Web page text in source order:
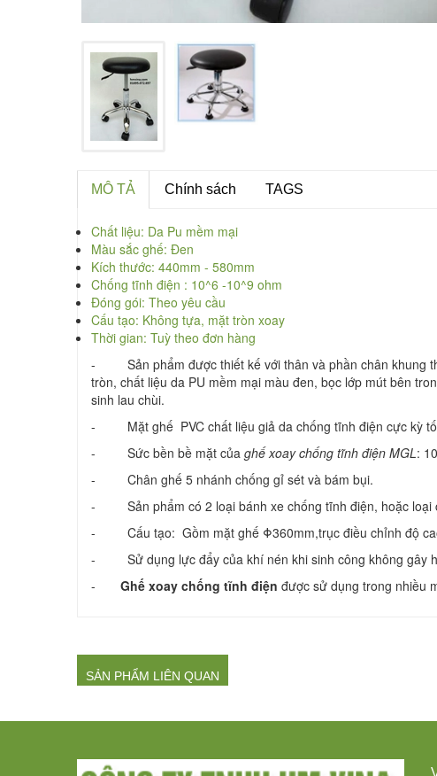
MÔ TẢ Chính sách TAGS
Chất liệu: Da Pu mềm mại
Màu sắc ghế: Đen
Kích thước: 440mm - 580mm
Chống tĩnh điện : 10^6 -10^9 ohm
Đóng gói: Theo yêu cầu
Cấu tạo: Không tựa, mặt tròn xoay
Thời gian: Tuỳ theo đơn hàng
- Sản phẩm được thiết kế với thân và phần chân khung
tròn, chất liệu da PU mềm mại màu đen, bọc lớp mút bên
sinh lau chùi.
- Mặt ghế PVC chất liệu giả da chống tĩnh điện cực kỳ
- Sức bền bề mặt của ghế xoay chống tĩnh điện MGL:
- Chân ghế 5 nhánh chống gỉ sét và bám bụi.
- Sản phẩm có 2 loại bánh xe chống tĩnh điện, hoặc loại
- Cấu tạo: Gồm mặt ghế Φ360mm,trục điều chỉnh độ
- Sử dụng lực đẩy của khí nén khi sinh công không gây
- Ghế xoay chống tĩnh điện được sử dụng trong nhiều
SẢN PHẨM LIÊN QUAN